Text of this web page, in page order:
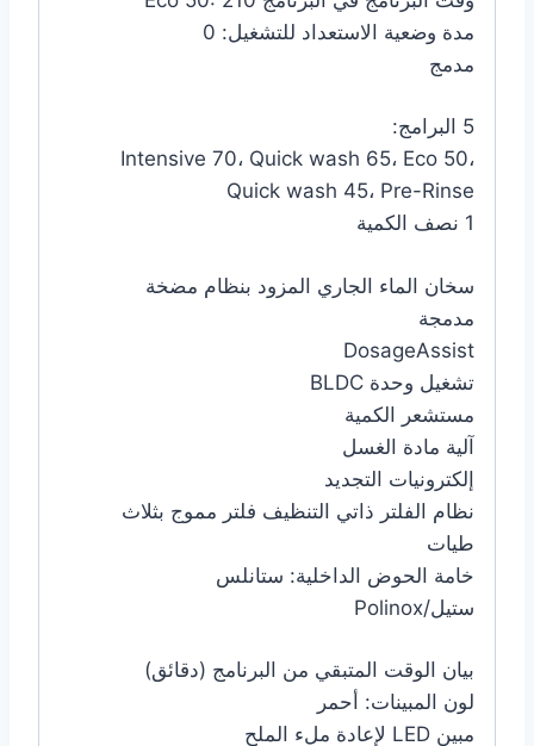
مدة وضعية الاستعداد للتشغيل: 0
مدمج
5 البرامج:
Intensive 70، Quick wash 65، Eco 50،
Quick wash 45، Pre-Rinse
1 نصف الكمية
سخان الماء الجاري المزود بنظام مضخة
مدمجة
DosageAssist
تشغيل وحدة BLDC
مستشعر الكمية
آلية مادة الغسل
إلكترونيات التجديد
نظام الفلتر ذاتي التنظيف فلتر مموج بثلاث
طيات
خامة الحوض الداخلية: ستانلس
ستيل/Polinox
بيان الوقت المتبقي من البرنامج (دقائق)
لون المبينات: أحمر
مبين LED لإعادة ملء الملح